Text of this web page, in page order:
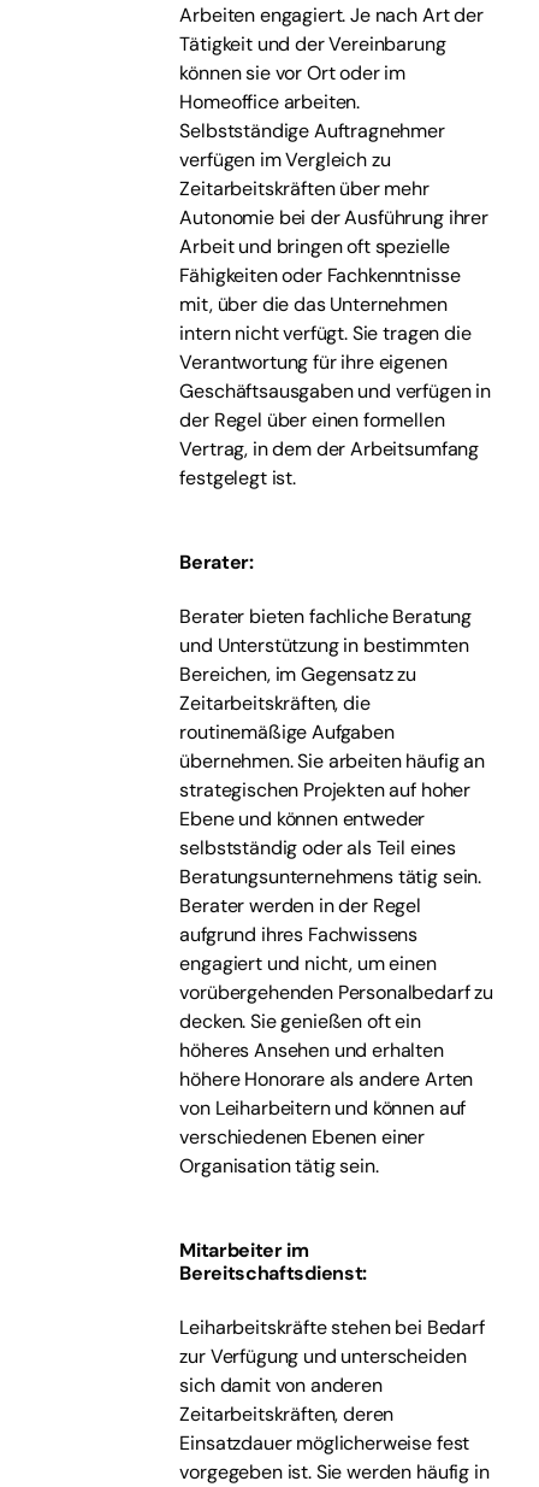
Arbeiten engagiert. Je nach Art der
Tätigkeit und der Vereinbarung
können sie vor Ort oder im
Homeoffice arbeiten.
Selbstständige Auftragnehmer
verfügen im Vergleich zu
Zeitarbeitskräften über mehr
Autonomie bei der Ausführung ihrer
Arbeit und bringen oft spezielle
Fähigkeiten oder Fachkenntnisse
mit, über die das Unternehmen
intern nicht verfügt. Sie tragen die
Verantwortung für ihre eigenen
Geschäftsausgaben und verfügen in
der Regel über einen formellen
Vertrag, in dem der Arbeitsumfang
festgelegt ist.
Berater:
Berater bieten fachliche Beratung
und Unterstützung in bestimmten
Bereichen, im Gegensatz zu
Zeitarbeitskräften, die
routinemäßige Aufgaben
übernehmen. Sie arbeiten häufig an
strategischen Projekten auf hoher
Ebene und können entweder
selbstständig oder als Teil eines
Beratungsunternehmens tätig sein.
Berater werden in der Regel
aufgrund ihres Fachwissens
engagiert und nicht, um einen
vorübergehenden Personalbedarf zu
decken. Sie genießen oft ein
höheres Ansehen und erhalten
höhere Honorare als andere Arten
von Leiharbeitern und können auf
verschiedenen Ebenen einer
Organisation tätig sein.
Mitarbeiter im
Bereitschaftsdienst:
Leiharbeitskräfte stehen bei Bedarf
zur Verfügung und unterscheiden
sich damit von anderen
Zeitarbeitskräften, deren
Einsatzdauer möglicherweise fest
vorgegeben ist. Sie werden häufig in